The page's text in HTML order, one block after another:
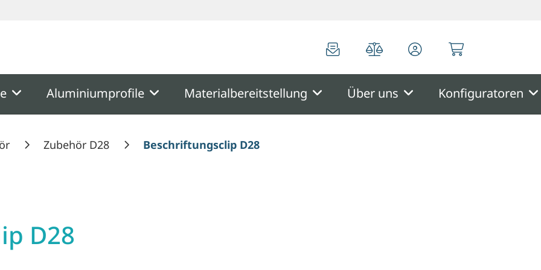
Aluminiumprofile Materialbereitstellung Über uns Konfiguratoren
Zubehör D28 Beschriftungsclip D28
D28